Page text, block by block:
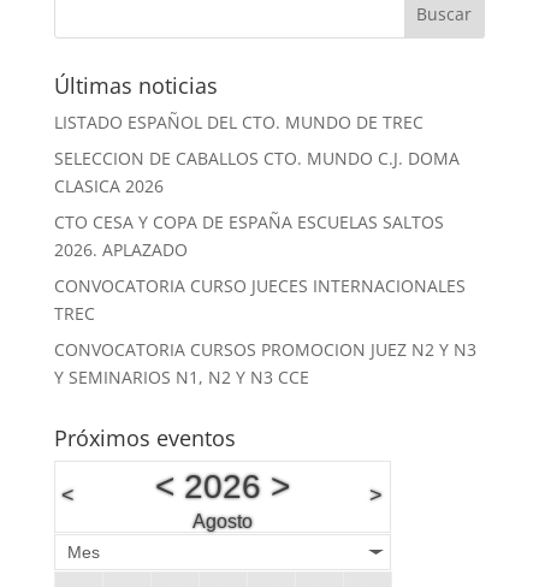
Últimas noticias
LISTADO ESPAÑOL DEL CTO. MUNDO DE TREC
SELECCION DE CABALLOS CTO. MUNDO C.J. DOMA
CLASICA 2026
CTO CESA Y COPA DE ESPAÑA ESCUELAS SALTOS
2026. APLAZADO
CONVOCATORIA CURSO JUECES INTERNACIONALES
TREC
CONVOCATORIA CURSOS PROMOCION JUEZ N2 Y N3
Y SEMINARIOS N1, N2 Y N3 CCE
Próximos eventos
< < 2026>
Agosto
>
Mes